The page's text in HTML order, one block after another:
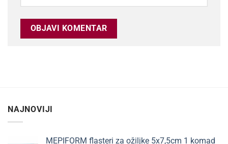
NAJNOVIJI
MEPIFORM flasteri za ožiljke 5x7,5cm 1 komad